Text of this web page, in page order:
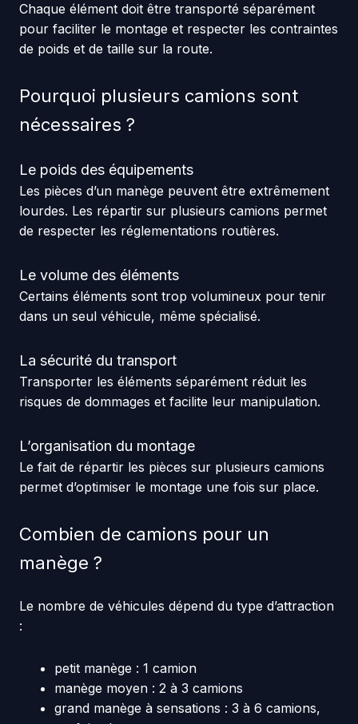
Chaque élément doit être transporté séparément
pour faciliter le montage et respecter les contraintes
de poids et de taille sur la route.
Pourquoi plusieurs camions sont
nécessaires ?
Le poids des équipements
Les pièces d’un manège peuvent être extrêmement
lourdes. Les répartir sur plusieurs camions permet
de respecter les réglementations routières.
Le volume des éléments
Certains éléments sont trop volumineux pour tenir
dans un seul véhicule, même spécialisé.
La sécurité du transport
Transporter les éléments séparément réduit les
risques de dommages et facilite leur manipulation.
L’organisation du montage
Le fait de répartir les pièces sur plusieurs camions
permet d’optimiser le montage une fois sur place.
Combien de camions pour un
manège ?
Le nombre de véhicules dépend du type d’attraction
:
petit manège : 1 camion
manège moyen : 2 à 3 camions
grand manège à sensations : 3 à 6 camions,